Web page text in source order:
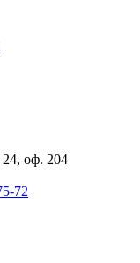
оф. 204
72